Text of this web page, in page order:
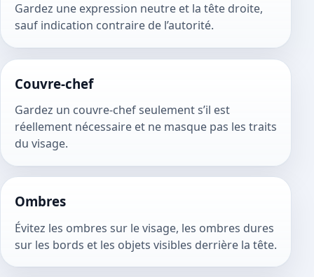
Gardez une expression neutre et la tête droite,
sauf indication contraire de l’autorité.
Couvre-chef
Gardez un couvre-chef seulement s’il est
réellement nécessaire et ne masque pas les traits
du visage.
Ombres
Évitez les ombres sur le visage, les ombres dures
sur les bords et les objets visibles derrière la tête.